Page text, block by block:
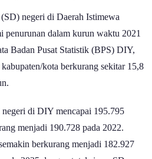
negeri di Daerah Istimewa
dalam kurun waktu 2021
Badan Pusat Statistik (BPS) DIY,
kota berkurang sekitar 15,8
di DIY mencapai 195.795
menjadi 190.728 pada 2022.
berkurang menjadi 182.927